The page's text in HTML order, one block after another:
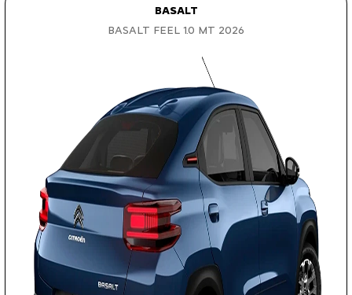
BASALT
BASALT FEEL 1.0 MT 2026